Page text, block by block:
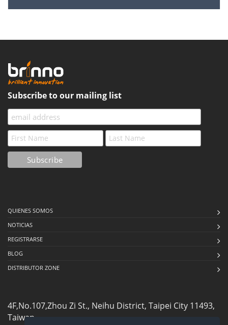
Subscribe to our mailing list
QUIENES SOMOS
NOTICIAS
REGISTRARSE
BLOG
DISTRIBUTOR ZONE
4F,No.107,Zhou Zi St., Neihu District, Taipei City 11493,
Taiwan